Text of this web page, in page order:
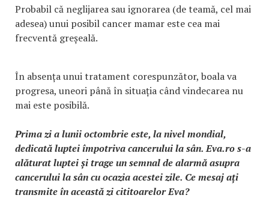
Probabil că neglijarea sau ignorarea (de teamă, cel mai
adesea) unui posibil cancer mamar este cea mai
frecventă greșeală.
În absența unui tratament corespunzător, boala va
progresa, uneori până în situația când vindecarea nu
mai este posibilă.
Prima zi a lunii octombrie este, la nivel mondial,
dedicată luptei împotriva cancerului la sân. Eva.ro s-a
alăturat luptei și trage un semnal de alarmă asupra
cancerului la sân cu ocazia acestei zile. Ce mesaj ați
transmite în această zi cititoarelor Eva?